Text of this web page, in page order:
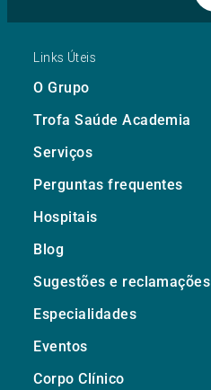
Links Úteis
O Grupo
Trofa Saúde Academia
Serviços
Perguntas frequentes
Hospitais
Blog
Sugestões e reclamações
Especialidades
Eventos
Corpo Clínico